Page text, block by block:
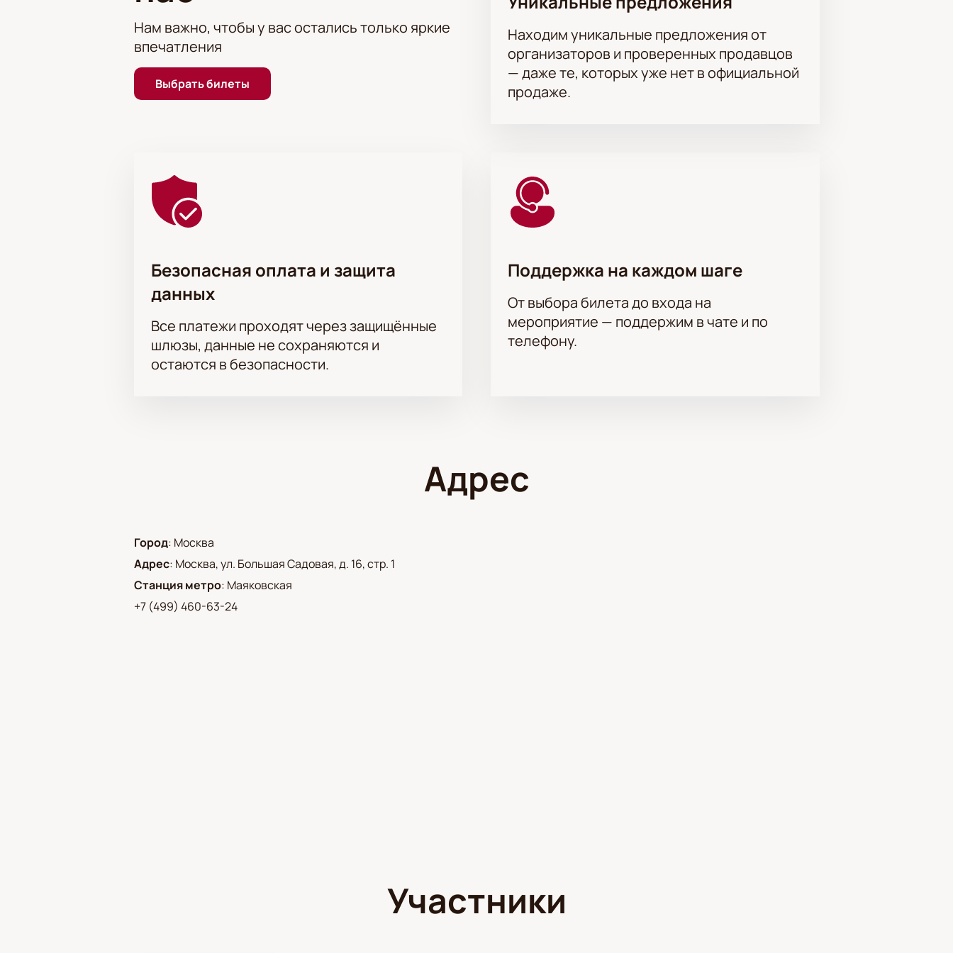
Нам важно, чтобы у вас остались только яркие
впечатления
Выбрать билеты
Находим уникальные предложения от
организаторов и проверенных продавцов
— даже те, которых уже нет в официальной
продаже.
Безопасная оплата и защита
данных
Все платежи проходят через защищённые
шлюзы, данные не сохраняются и
остаются в безопасности.
Поддержка на каждом шаге
От выбора билета до входа на
мероприятие — поддержим в чате и по
телефону.
Адрес
Город: Москва
Адрес: Москва, ул. Большая Садовая, д. 16, стр. 1
Станция метро: Маяковская
+7 (499) 460-63-24
Участники